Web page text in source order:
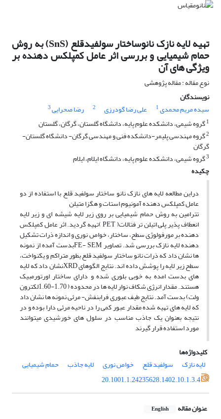
تهیه لایه نازک نانوساختار سولفیدقلع (SnS) به روش
حمام شیمیایی و بررسی اثر عامل کمپلکس دهنده بر
ویژگی های آن
نوع مقاله : مقاله پژوهشی
نویسندگان
سیده مریم محمدی1 علی رضا گودرزی 2 رضا صحرایی3
1گروه شیمی، دانشکده علوم پایه، دانشگاه گلستان، گرگان، گلستان
2گروه مهندسی پلیمر-دانشکده فنی و مهندسی گرگان- دانشگاه گلستان-
گرگان
3گروه شیمی، دانشکده علوم پایه، دانشگاه ایلام، ایلام
چکیده
دراین مطالعه لایه های نازک نانو ساختار سولفید قلع با استفاده از دو
عامل کمپلکس دهنده آمونیوم استات و هگزا متیلن
تترامین به روش حمام شیمیایی بر روی زیر لایه شیشه ای و زیر لایه
انعطاف پذیر پلی اتیلن تر فتالات( PET )تهیه گردید. اثر عامل کمپلکس
دهنده بر مورفولوژی سطح، ساختار، خواص نوری و اندازه ذرات تشکیل
دهنده لایه نازک بررسی شد. تصاویر FE- SEMبدست آمده از نمونه
ها نشان داد که ذرات نانو ساختار سولفید قلع بطور متراکم و یکنواخت،
سطح زیر لایه را پوشش داده اند. نتایج الگوهای XRDنشان داد که لایه
های بدست امده به خوبی بلوری شده و دارای ساختار اورتورمبیک
هستند. مقدار انرژی شکاف نوار لایه ها در محدوده ( 1.70-1.60لکترون
ولت) بدست آمد. نتایج طیف عبوری فرابنفش- مرئی نمونه ها نشان داد
که لایه های تهیه شده مقدار عبور کمی را در ناحیه مرئی دارا بوده و در
نتیجه بعنوان یک جاذب مناسب در سلول های خورشیدی میتوانند
مورد استفاده قرار گیرند
کلیدواژه‌ها
لایه نازک
سولفید قلع خواص نوری لایه جاذب
حمام شیمیایی
20.1001.1.24235628.1402.10.1.3.4
عنوان مقاله English